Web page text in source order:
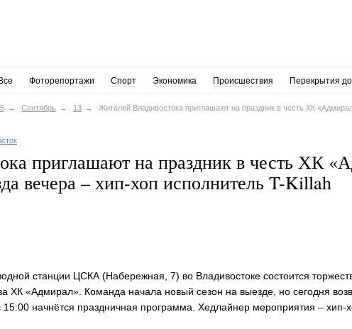
Все Фоторепортажи Спорт Экономика Происшествия Перекрытия
Сентябрь 13 Жителей Владивостока приглашают на праздник в честь ХК
приглашают на праздник в честь ХК
вечера – хип-хоп исполнитель T-Killah
станции ЦСКА (Набережная, 7) во Владивостоке состоится
ХК «Адмирал». Команда начала новый сезон на выезде, но сегодня
начнётся праздничная программа. Хедлайнер мероприятия – хип-